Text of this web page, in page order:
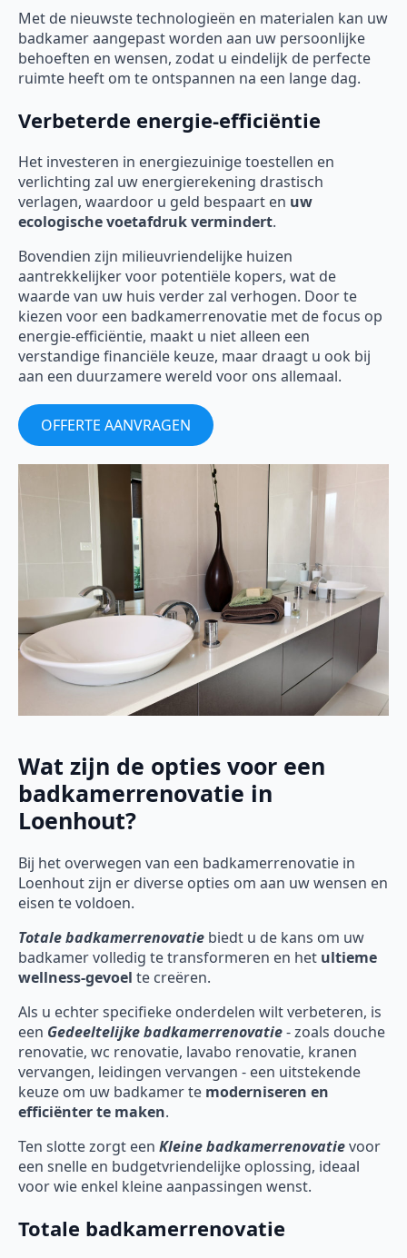
Met de nieuwste technologieën en materialen kan uw
badkamer aangepast worden aan uw persoonlijke
behoeften en wensen, zodat u eindelijk de perfecte
ruimte heeft om te ontspannen na een lange dag.
Verbeterde energie-efficiëntie
Het investeren in energiezuinige toestellen en
verlichting zal uw energierekening drastisch
verlagen, waardoor u geld bespaart en uw
ecologische voetafdruk vermindert.
Bovendien zijn milieuvriendelijke huizen
aantrekkelijker voor potentiële kopers, wat de
waarde van uw huis verder zal verhogen. Door te
kiezen voor een badkamerrenovatie met de focus op
energie-efficiëntie, maakt u niet alleen een
verstandige financiële keuze, maar draagt u ook bij
aan een duurzamere wereld voor ons allemaal.
OFFERTE AANVRAGEN
Wat zijn de opties voor een
badkamerrenovatie in
Loenhout?
Bij het overwegen van een badkamerrenovatie in
Loenhout zijn er diverse opties om aan uw wensen en
eisen te voldoen.
Totale badkamerrenovatie biedt u de kans om uw
badkamer volledig te transformeren en het ultieme
wellness-gevoel te creëren.
Als u echter specifieke onderdelen wilt verbeteren, is
een Gedeeltelijke badkamerrenovatie- zoals douche
renovatie, wc renovatie, lavabo renovatie, kranen
vervangen, leidingen vervangen - een uitstekende
keuze om uw badkamer te moderniseren en
efficiënter te maken.
Ten slotte zorgt een Kleine badkamerrenovatievoor
een snelle en budgetvriendelijke oplossing, ideaal
voor wie enkel kleine aanpassingen wenst.
Totale badkamerrenovatie